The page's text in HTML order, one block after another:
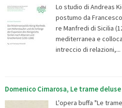
Lo studio di Andreas
postumo da
re Manfredi di Sicilia
mediterranea e
intreccio di relazioni,...
Domenico Cimarosa, Le trame
L'opera buffa "Le